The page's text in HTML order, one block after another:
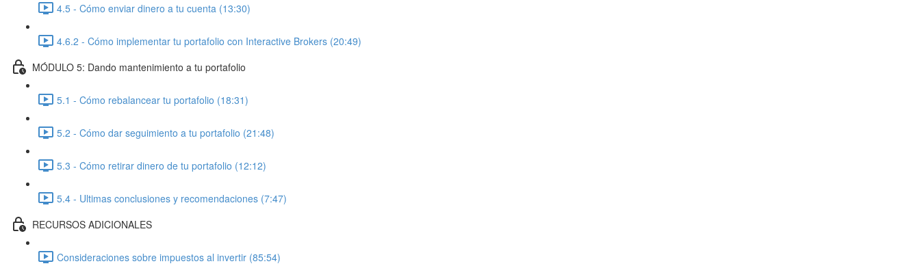
4.5 - Cómo enviar dinero a tu cuenta (13:30)
4.6.2 - Cómo implementar tu portafolio con Interactive Brokers (20:49)
MÓDULO 5: Dando mantenimiento a tu portafolio
5.1 - Cómo rebalancear tu portafolio (18:31)
5.2 - Cómo dar seguimiento a tu portafolio (21:48)
5.3 - Cómo retirar dinero de tu portafolio (12:12)
5.4 - Ultimas conclusiones y recomendaciones (7:47)
RECURSOS ADICIONALES
Consideraciones sobre impuestos al invertir (85:54)